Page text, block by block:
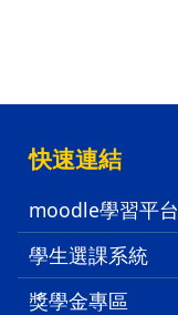
快速連結
moodle學習平台
學生選課系統
獎學金專區